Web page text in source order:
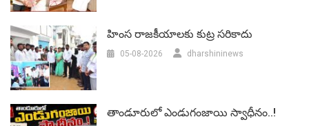
హింస రాజకీయాలకు కుట్ర సరికాదు
05-08-2026 dharshininews
తాండూరులో ఎండుగంజాయి స్వాధీనం..!